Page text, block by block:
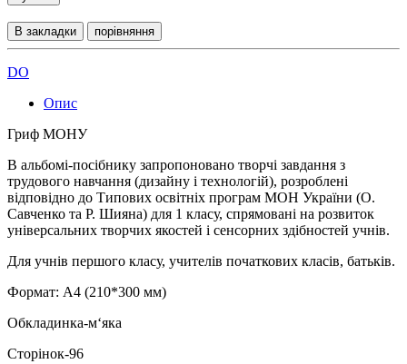
В закладки порівняння
DO
Опис
Гриф МОНУ
В альбомі-посібнику запропоновано творчі завдання з
трудового навчання (дизайну і технологій), розроблені
відповідно до Типових освітніх програм МОН України (О.
Савченко та Р. Шияна) для 1 класу, спрямовані на розвиток
універсальних творчих якостей і сенсорних здібностей учнів.
Для учнів першого класу, учителів початкових класів, батьків.
Формат: А4 (210*300 мм)
Обкладинка-м‘яка
Сторінок-96